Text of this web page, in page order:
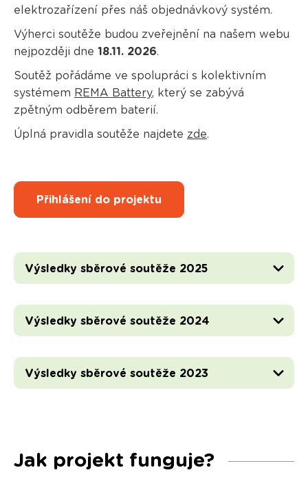
elektrozařízení přes náš objednávkový systém.
Výherci soutěže budou zveřejnění na našem webu
nejpozději dne 18.11. 2026.
Soutěž pořádáme ve spolupráci s kolektivním
systémem REMA Battery, který se zabývá
zpětným odběrem baterií.
Úplná pravidla soutěže najdete zde.
Přihlášení do projektu
Výsledky sběrové soutěže 2025
Výsledky sběrové soutěže 2024
Výsledky sběrové soutěže 2023
Jak projekt funguje?